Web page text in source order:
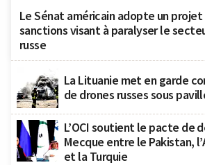
Le Sénat américain adopte un projet
sanctions visant à paralyser le
russe
La Lituanie met en garde
de drones russes sous
L’OCI soutient le pacte de
Mecque entre le Pakistan,
et la Turquie